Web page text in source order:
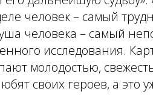
человек – самый
человека – самый
исследования.
молодостью,
своих героев, а это